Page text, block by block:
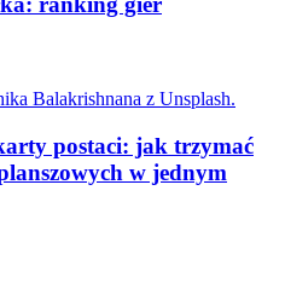
postaci: jak trzymać
w jednym